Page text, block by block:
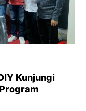
Kunjungi